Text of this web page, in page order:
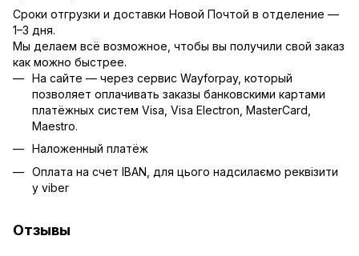
Сроки отгрузки и доставки Новой Почтой в отделение —
1–3 дня.
Мы делаем всё возможное, чтобы вы получили свой заказ
как можно быстрее.
На сайте — через сервис Wayforpay, который
позволяет оплачивать заказы банковскими картами
платёжных систем Visa, Visa Electron, MasterCard,
Maestro.
Наложенный платёж
Оплата на счет IBAN, для цього надсилаємо реквізити
у viber
Отзывы